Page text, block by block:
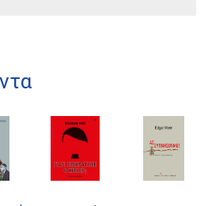
21 1750 8340
δεδομένων